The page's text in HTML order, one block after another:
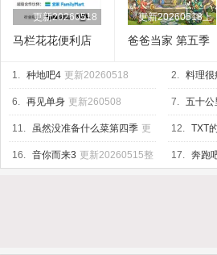
更新20260518
马栏花花便利店
更新20260518上
爸爸当家 第五季
1. 种地吧4 更新20260518 2. 料理很
6. 再见单身 更新260508 7. 五十公
20260518
11. 虽然没准备什么菜第四季 更
新260515
12. TXT
16. 音你而来3 更新20260515整 17. 奔跑